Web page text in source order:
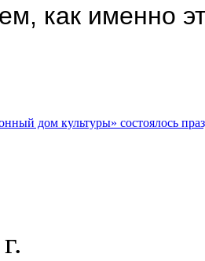
как именно
дом культуры» состоялось